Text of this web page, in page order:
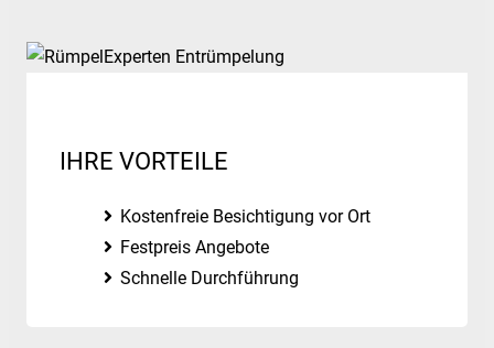
IHRE VORTEILE
Kostenfreie Besichtigung vor Ort
Festpreis Angebote
Schnelle Durchführung